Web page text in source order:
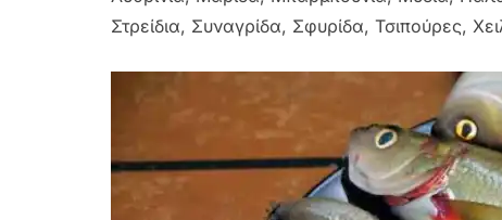
Στρείδια, Συναγρίδα, Σφυρίδα, Τσιπούρες,